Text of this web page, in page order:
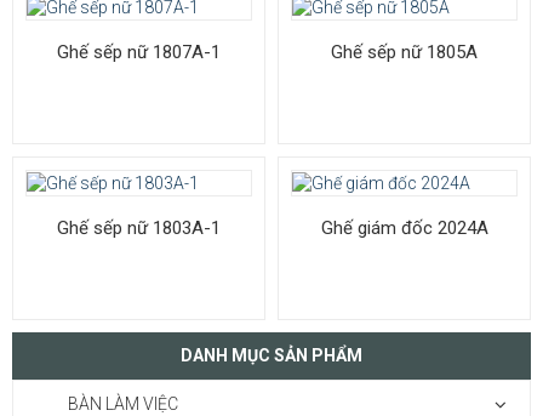
Ghế sếp nữ 1807A-1 Ghế sếp nữ 1805A
Ghế sếp nữ 1803A-1 Ghế giám đốc 2024A
DANH MỤC SẢN PHẨM
BÀN LÀM VIỆC